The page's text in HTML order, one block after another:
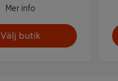
Mer info
Välj butik